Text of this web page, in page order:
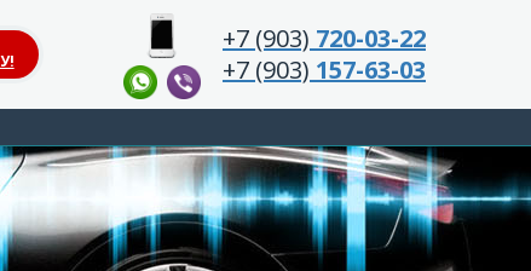
+7 (903) 720-03-22
+7 (903) 157-63-03